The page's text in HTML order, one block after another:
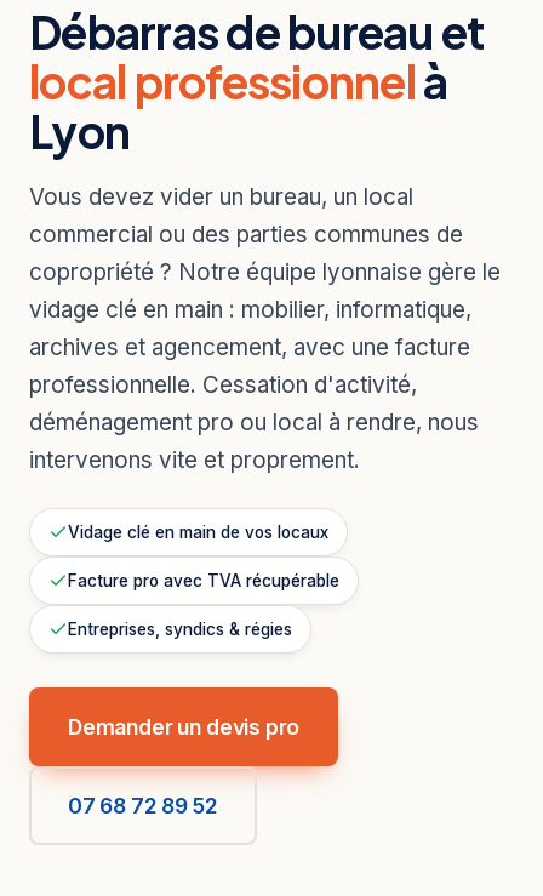
Débarras de bureau et
local professionnelà
Lyon
Vous devez vider un bureau, un local
commercial ou des parties communes de
copropriété ? Notre équipe lyonnaise gère le
vidage clé en main : mobilier, informatique,
archives et agencement, avec une facture
professionnelle. Cessation d'activité,
déménagement pro ou local à rendre, nous
intervenons vite et proprement.
Vidage clé en main de vos locaux
Facture pro avec TVA récupérable
Entreprises, syndics & régies
Demander un devis pro
07 68 72 89 52